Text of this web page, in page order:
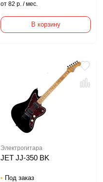
от 82 р. / мес.
В корзину
Электрогитара
JET JJ-350 BK
Под заказ